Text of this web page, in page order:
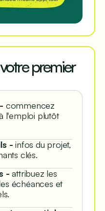
premier
commencez
l'emploi plutôt
- infos du projet,
clés.
- attribuez les
échéances et